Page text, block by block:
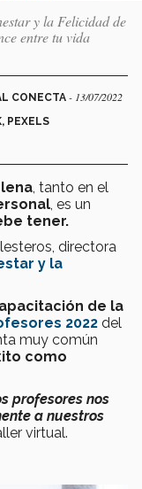
y la Felicidad de
entre tu vida
CONECTA - 13/07/2022
PEXELS
, tanto en el
es un
tener.
directora
y la
de la
2022 del
muy común
como
profesores nos
a nuestros
virtual.